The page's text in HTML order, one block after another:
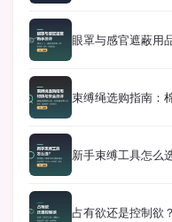
眼罩与感官遮蔽用
束缚绳选购指南：
新手束缚工具怎么
占有欲还是控制欲